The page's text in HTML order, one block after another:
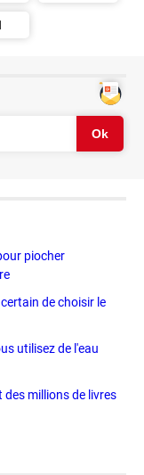
piocher
de choisir le
utilisez de l'eau
millions de livres